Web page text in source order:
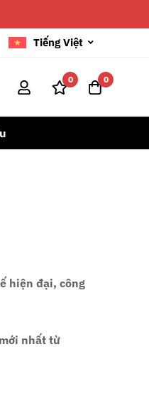
Tiếng Việt
0 0
hiện đại, công
nhất từ